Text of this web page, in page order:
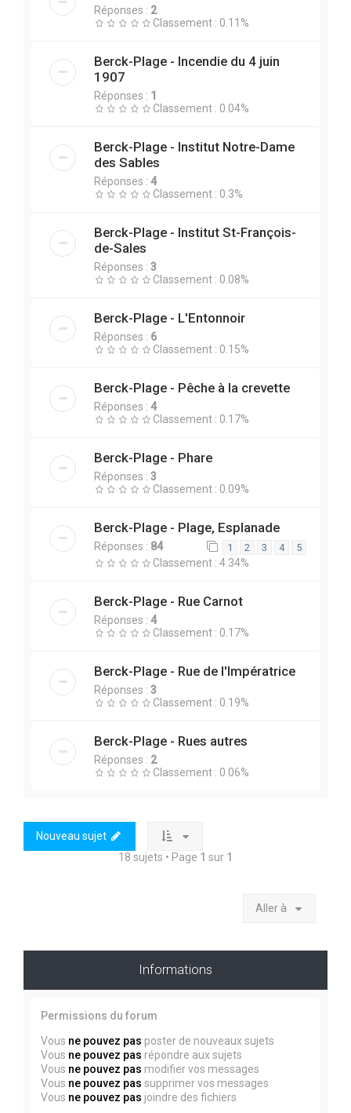
Réponses : 2
Classement : 0.11%
Berck-Plage - Incendie du 4 juin
1907
Réponses : 1
Classement : 0.04%
Berck-Plage - Institut Notre-Dame
des Sables
Réponses : 4
Classement : 0.3%
Berck-Plage - Institut St-François-
de-Sales
Réponses : 3
Classement : 0.08%
Berck-Plage - L'Entonnoir
Réponses : 6
Classement : 0.15%
Berck-Plage - Pêche à la crevette
Réponses : 4
Classement : 0.17%
Berck-Plage - Phare
Réponses : 3
Classement : 0.09%
Berck-Plage - Plage, Esplanade
Réponses : 84 1 2 3 4 5
Classement : 4.34%
Berck-Plage - Rue Carnot
Réponses : 4
Classement : 0.17%
Berck-Plage - Rue de l'Impératrice
Réponses : 3
Classement : 0.19%
Berck-Plage - Rues autres
Réponses : 2
Classement : 0.06%
Nouveau sujet
18 sujets • Page 1 sur 1
Aller à
Informations
Permissions du forum
Vous ne pouvez pas poster de nouveaux sujets
Vous ne pouvez pas répondre aux sujets
Vous ne pouvez pas modifier vos messages
Vous ne pouvez pas supprimer vos messages
Vous ne pouvez pas joindre des fichiers